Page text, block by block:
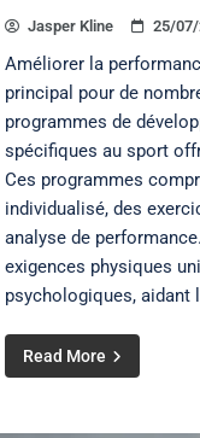
Jasper Kline 25/
Améliorer la
principal pour de
programmes de
spécifiques au sport
Ces programmes
individualisé, des
analyse de
exigences physiques
psychologiques, aidant
Read More